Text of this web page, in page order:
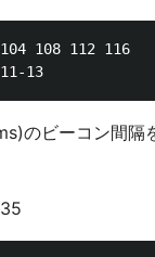
のビーコン間隔